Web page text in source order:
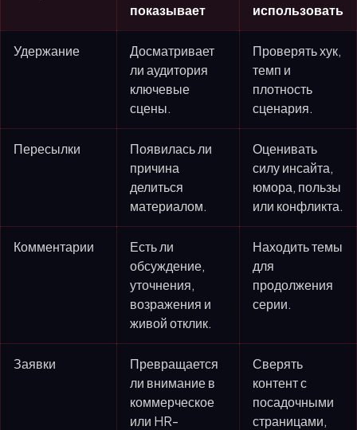
показывает
использовать
Удержание
Досматривает
ли аудитория
ключевые
сцены.
Проверять хук,
темп и
плотность
сценария.
Пересылки
Появилась ли
причина
делиться
материалом.
Оценивать
силу инсайта,
юмора, пользы
или конфликта.
Комментарии
Есть ли
обсуждение,
уточнения,
возражения и
живой отклик.
Находить темы
для
продолжения
серии.
Заявки
Превращается
ли внимание в
коммерческое
или HR-
Сверять
контент с
посадочными
страницами,